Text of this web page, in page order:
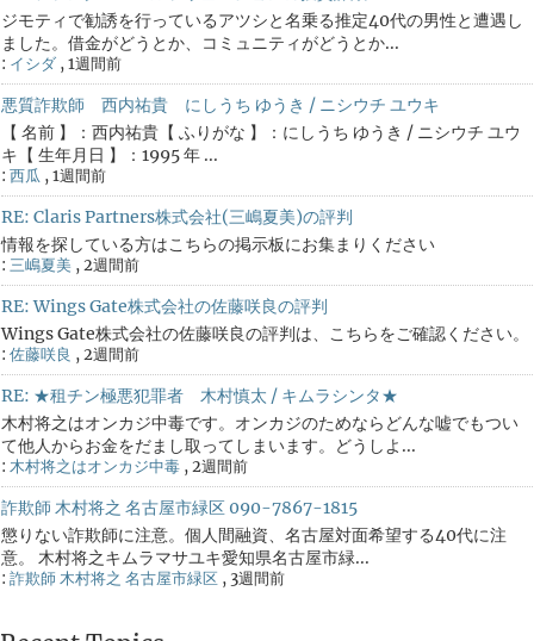
ジモティで勧誘を行っているアツシと名乗る推定40代の男性と遭遇し
ました。借金がどうとか、コミュニティがどうとか...
: イシダ ,1週間前
悪質詐欺師 西内祐貴 にしうち ゆうき / ニシウチ ユウキ
【 名前 】：西内祐貴【 ふりがな 】：にしうち ゆうき / ニシウチ ユウ
キ【 生年月日 】：1995 年 ...
: 西瓜 ,1週間前
RE: Claris Partners株式会社(三嶋夏美)の評判
情報を探している方はこちらの掲示板にお集まりください
: 三嶋夏美 ,2週間前
RE: Wings Gate株式会社の佐藤咲良の評判
Wings Gate株式会社の佐藤咲良の評判は、こちらをご確認ください。
: 佐藤咲良 ,2週間前
RE: ★租チン極悪犯罪者 木村慎太 / キムラシンタ★
木村将之はオンカジ中毒です。オンカジのためならどんな嘘でもつい
て他人からお金をだまし取ってしまいます。どうしよ...
: 木村将之はオンカジ中毒 ,2週間前
詐欺師 木村将之 名古屋市緑区 090-7867-1815
懲りない詐欺師に注意。個人間融資、名古屋対面希望する40代に注
意。 木村将之キムラマサユキ愛知県名古屋市緑...
: 詐欺師 木村将之 名古屋市緑区 , 3週間前